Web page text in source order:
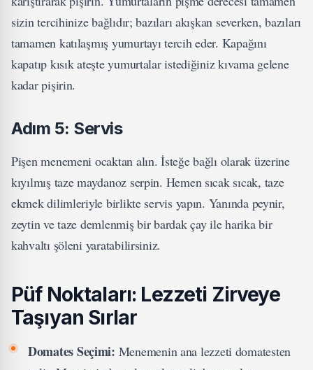
sizin tercihinize bağlıdır; bazıları akışkan severken, bazıları
tamamen katılaşmış yumurtayı tercih eder. Kapağını
kapatıp kısık ateşte yumurtalar istediğiniz kıvama gelene
kadar pişirin.
Adım 5: Servis
Pişen menemeni ocaktan alın. İsteğe bağlı olarak üzerine
kıyılmış taze maydanoz serpin. Hemen sıcak sıcak, taze
ekmek dilimleriyle birlikte servis yapın. Yanında peynir,
zeytin ve taze demlenmiş bir bardak çay ile harika bir
kahvaltı şöleni yaratabilirsiniz.
Püf Noktaları: Lezzeti Zirveye
Taşıyan Sırlar
Domates Seçimi: Menemenin ana lezzeti domatesten